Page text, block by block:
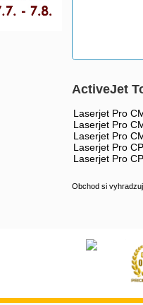
ActiveJet
Laserjet Pro
Laserjet Pro
Laserjet Pro
Laserjet Pro
Laserjet Pro
Obchod si